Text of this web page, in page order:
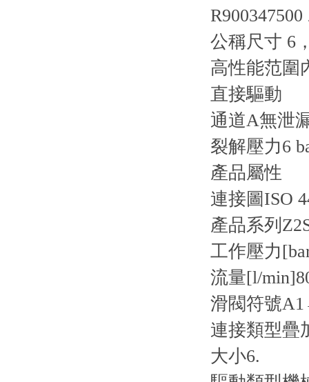
公稱尺寸 6
高性能范圍
直接驅動
通道A無泄
裂解壓力6
產品屬性
連接圖ISO
產品系列
工作壓力
流量[l/min]
滑閥符號
連接類型疊
大小6.